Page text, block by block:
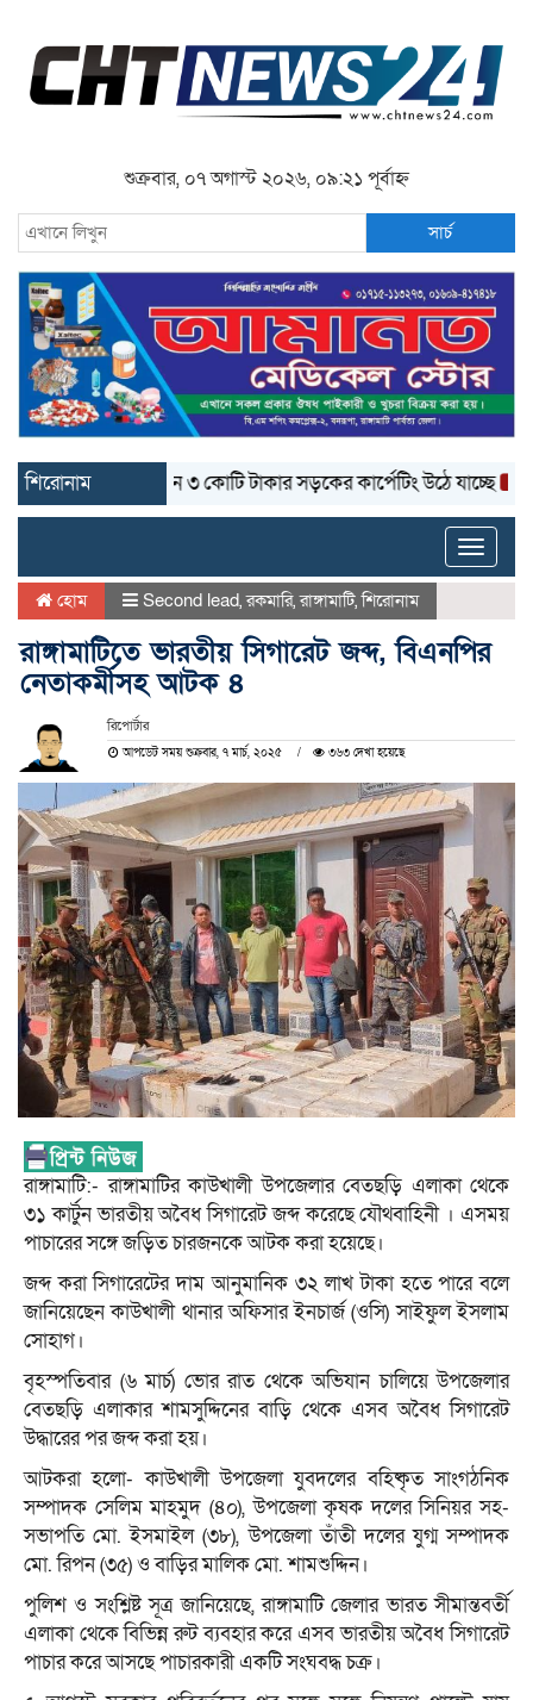
শুক্রবার, ০৭ অগাস্ট ২০২৬, ০৯:২১ পূর্বাহ্ন
সার্চ
শিরোনামবান্দরবানে ৩ কোটি টাকার সড়কের কার্পেটিং উঠে যাচ্ছে
Toggle
হোম Second lead,রকমারি,রাঙ্গামাটি,শিরোনাম
রাঙ্গামাটিতে ভারতীয় সিগারেট জব্দ, বিএনপির
নেতাকর্মীসহ আটক ৪
রিপোর্টার
আপডেট সময় শুক্রবার, ৭ মার্চ, ২০২৫ ৩৬৩ দেখা হয়েছে
রাঙ্গামাটি:- রাঙ্গামাটির কাউখালী উপজেলার বেতছড়ি এলাকা থেকে
৩১ কার্টুন ভারতীয় অবৈধ সিগারেট জব্দ করেছে যৌথবাহিনী । এসময়
পাচারের সঙ্গে জড়িত চারজনকে আটক করা হয়েছে।
জব্দ করা সিগারেটের দাম আনুমানিক ৩২ লাখ টাকা হতে পারে বলে
জানিয়েছেন কাউখালী থানার অফিসার ইনচার্জ (ওসি) সাইফুল ইসলাম
সোহাগ।
বৃহস্পতিবার (৬ মার্চ) ভোর রাত থেকে অভিযান চালিয়ে উপজেলার
বেতছড়ি এলাকার শামসুদ্দিনের বাড়ি থেকে এসব অবৈধ সিগারেট
উদ্ধারের পর জব্দ করা হয়।
আটকরা হলো- কাউখালী উপজেলা যুবদলের বহিষ্কৃত সাংগঠনিক
সম্পাদক সেলিম মাহমুদ (৪০), উপজেলা কৃষক দলের সিনিয়র সহ-
সভাপতি মো. ইসমাইল (৩৮), উপজেলা তাঁতী দলের যুগ্ম সম্পাদক
মো. রিপন (৩৫) ও বাড়ির মালিক মো. শামশুদ্দিন।
পুলিশ ও সংশ্লিষ্ট সূত্র জানিয়েছে, রাঙ্গামাটি জেলার ভারত সীমান্তবর্তী
এলাকা থেকে বিভিন্ন রুট ব্যবহার করে এসব ভারতীয় অবৈধ সিগারেট
পাচার করে আসছে পাচারকারী একটি সংঘবদ্ধ চক্র।